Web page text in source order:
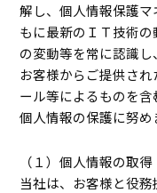
解し、個人情報保護
もに最新のＩＴ技術
の変動等を常に認識し
お客様からご提供さ
ール等によるものを含
個人情報の保護に努め
（１）個人情報の取得
当社は、お客様と役